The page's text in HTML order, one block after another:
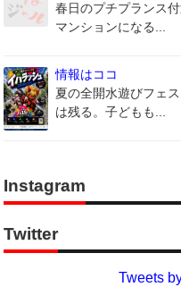
春日のプチプランス
マンションになる...
情報はココ
夏の全開水遊びフェ
は残る。子どもも...
Instagram
Twitter
Tweets